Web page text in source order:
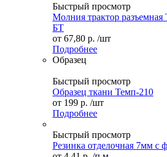
Быстрый просмотр
Молния трактор разъемная
БТ
от 67,80 р. /шт
Подробнее
Образец
Быстрый просмотр
Образец ткани Темп-210
от 199 р. /шт
Подробнее
Быстрый просмотр
Резинка отделочная 7мм с